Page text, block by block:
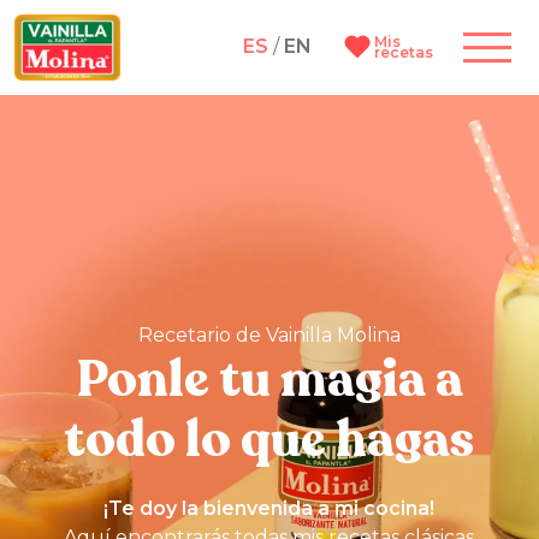
ES / EN Mis
recetas
Recetario de Vainilla Molina
Ponle tu magia a
todo lo que hagas
¡Te doy la bienvenida a mi cocina!